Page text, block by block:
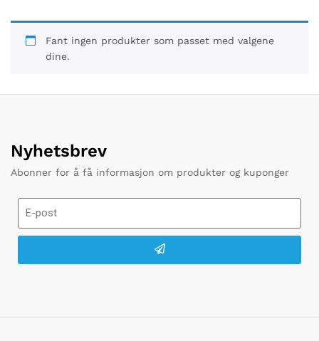
Fant ingen produkter som passet med valgene
dine.
Nyhetsbrev
Abonner for å få informasjon om produkter og kuponger